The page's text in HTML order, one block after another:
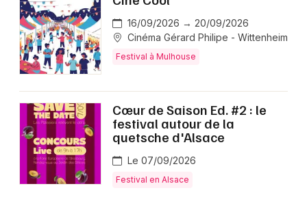
16/09/2026 → 20/09/2026
Cinéma Gérard Philipe - Wittenheim
Festival à Mulhouse
Cœur de Saison Ed. #2 : le
festival autour de la
quetsche d'Alsace
Le 07/09/2026
Festival en Alsace